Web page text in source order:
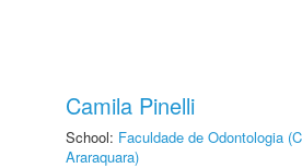
Camila Pinelli
School: Faculdade de Odontologia
Araraquara)